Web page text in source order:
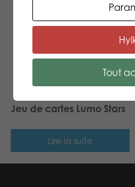
Jeu de cartes Lumo Stars
Lire la suite
Tout